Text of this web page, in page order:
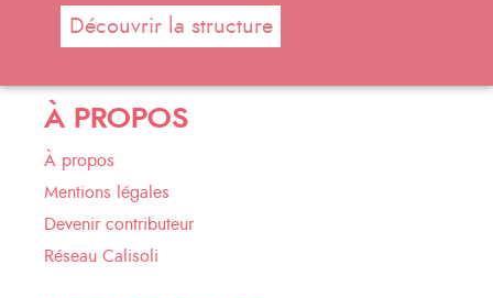
Découvrir la structure
À PROPOS
À propos
Mentions légales
Devenir contributeur
Réseau Calisoli